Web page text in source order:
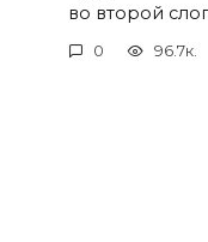
во второй
0 96.7к.